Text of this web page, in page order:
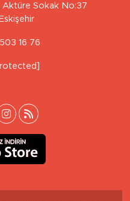
Aktüre Sokak No:37
16 76